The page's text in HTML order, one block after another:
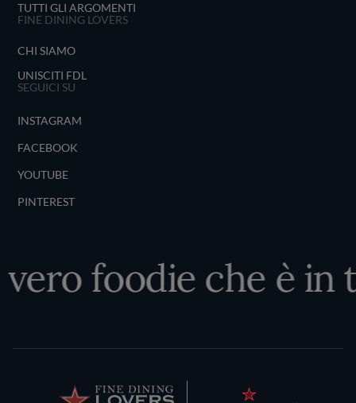
TUTTI GLI ARGOMENTI
FINE DINING LOVERS
CHI SIAMO
UNISCITI FDL
SEGUICI SU
INSTAGRAM
FACEBOOK
YOUTUBE
PINTEREST
foodie che è in